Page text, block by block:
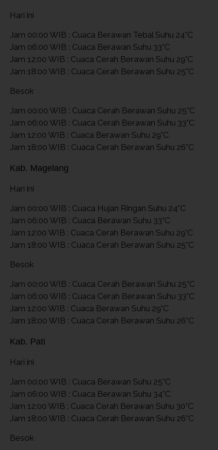
Hari ini
Jam 00:00 WIB : Cuaca Berawan Tebal Suhu 24°C
Jam 06:00 WIB : Cuaca Berawan Suhu 33°C
Jam 12:00 WIB : Cuaca Cerah Berawan Suhu 29°C
Jam 18:00 WIB : Cuaca Cerah Berawan Suhu 25°C
Besok
Jam 00:00 WIB : Cuaca Cerah Berawan Suhu 25°C
Jam 06:00 WIB : Cuaca Cerah Berawan Suhu 33°C
Jam 12:00 WIB : Cuaca Berawan Suhu 29°C
Jam 18:00 WIB : Cuaca Cerah Berawan Suhu 26°C
Kab. Magelang
Hari ini
Jam 00:00 WIB : Cuaca Hujan Ringan Suhu 24°C
Jam 06:00 WIB : Cuaca Berawan Suhu 33°C
Jam 12:00 WIB : Cuaca Cerah Berawan Suhu 29°C
Jam 18:00 WIB : Cuaca Cerah Berawan Suhu 25°C
Besok
Jam 00:00 WIB : Cuaca Cerah Berawan Suhu 25°C
Jam 06:00 WIB : Cuaca Cerah Berawan Suhu 33°C
Jam 12:00 WIB : Cuaca Berawan Suhu 29°C
Jam 18:00 WIB : Cuaca Cerah Berawan Suhu 26°C
Kab. Pati
Hari ini
Jam 00:00 WIB : Cuaca Berawan Suhu 25°C
Jam 06:00 WIB : Cuaca Berawan Suhu 34°C
Jam 12:00 WIB : Cuaca Cerah Berawan Suhu 30°C
Jam 18:00 WIB : Cuaca Cerah Berawan Suhu 26°C
Besok